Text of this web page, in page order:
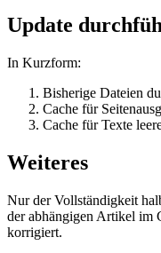
Update
In Kurzform:
Bisherige Dateien
Cache für
Cache für Texte
Weiteres
Nur der Vollständigkeit
der abhängigen Artikel im
korrigiert.